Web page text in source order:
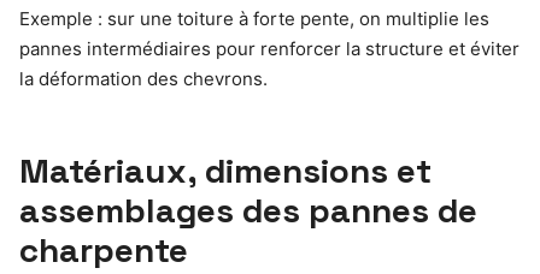
Exemple : sur une toiture à forte pente, on multiplie les
pannes intermédiaires pour renforcer la structure et éviter
la déformation des chevrons.
Matériaux, dimensions et
assemblages des pannes de
charpente